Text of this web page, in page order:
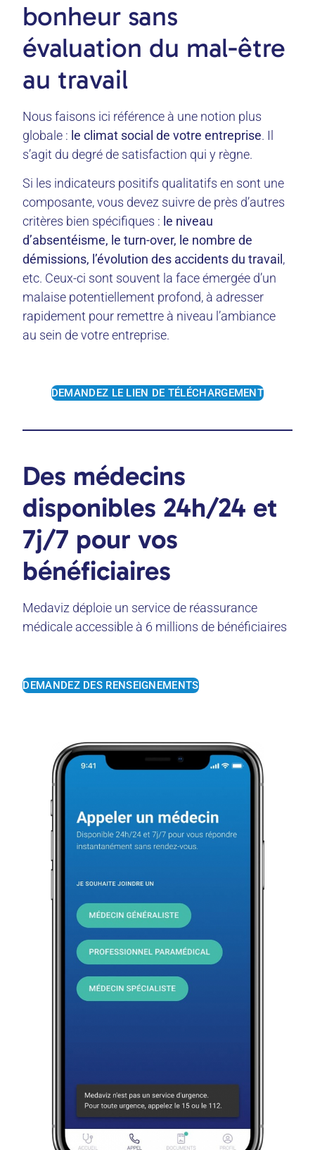
bonheur sans
évaluation du mal-être
au travail
Nous faisons ici référence à une notion plus
globale : le climat social de votre entreprise. Il
s’agit du degré de satisfaction qui y règne.
Si les indicateurs positifs qualitatifs en sont une
composante, vous devez suivre de près d’autres
critères bien spécifiques : le niveau
d’absentéisme, le turn-over, le nombre de
démissions, l’évolution des accidents du travail ,
etc. Ceux-ci sont souvent la face émergée d’un
malaise potentiellement profond, à adresser
rapidement pour remettre à niveau l’ambiance
au sein de votre entreprise.
DEMANDEZ LE LIEN DE TÉLÉCHARGEMENT
Des médecins
disponibles 24h/24 et
7j/7 pour vos
bénéficiaires
Medaviz déploie un service de réassurance
médicale accessible à 6 millions de bénéficiaires
DEMANDEZ DES RENSEIGNEMENTS